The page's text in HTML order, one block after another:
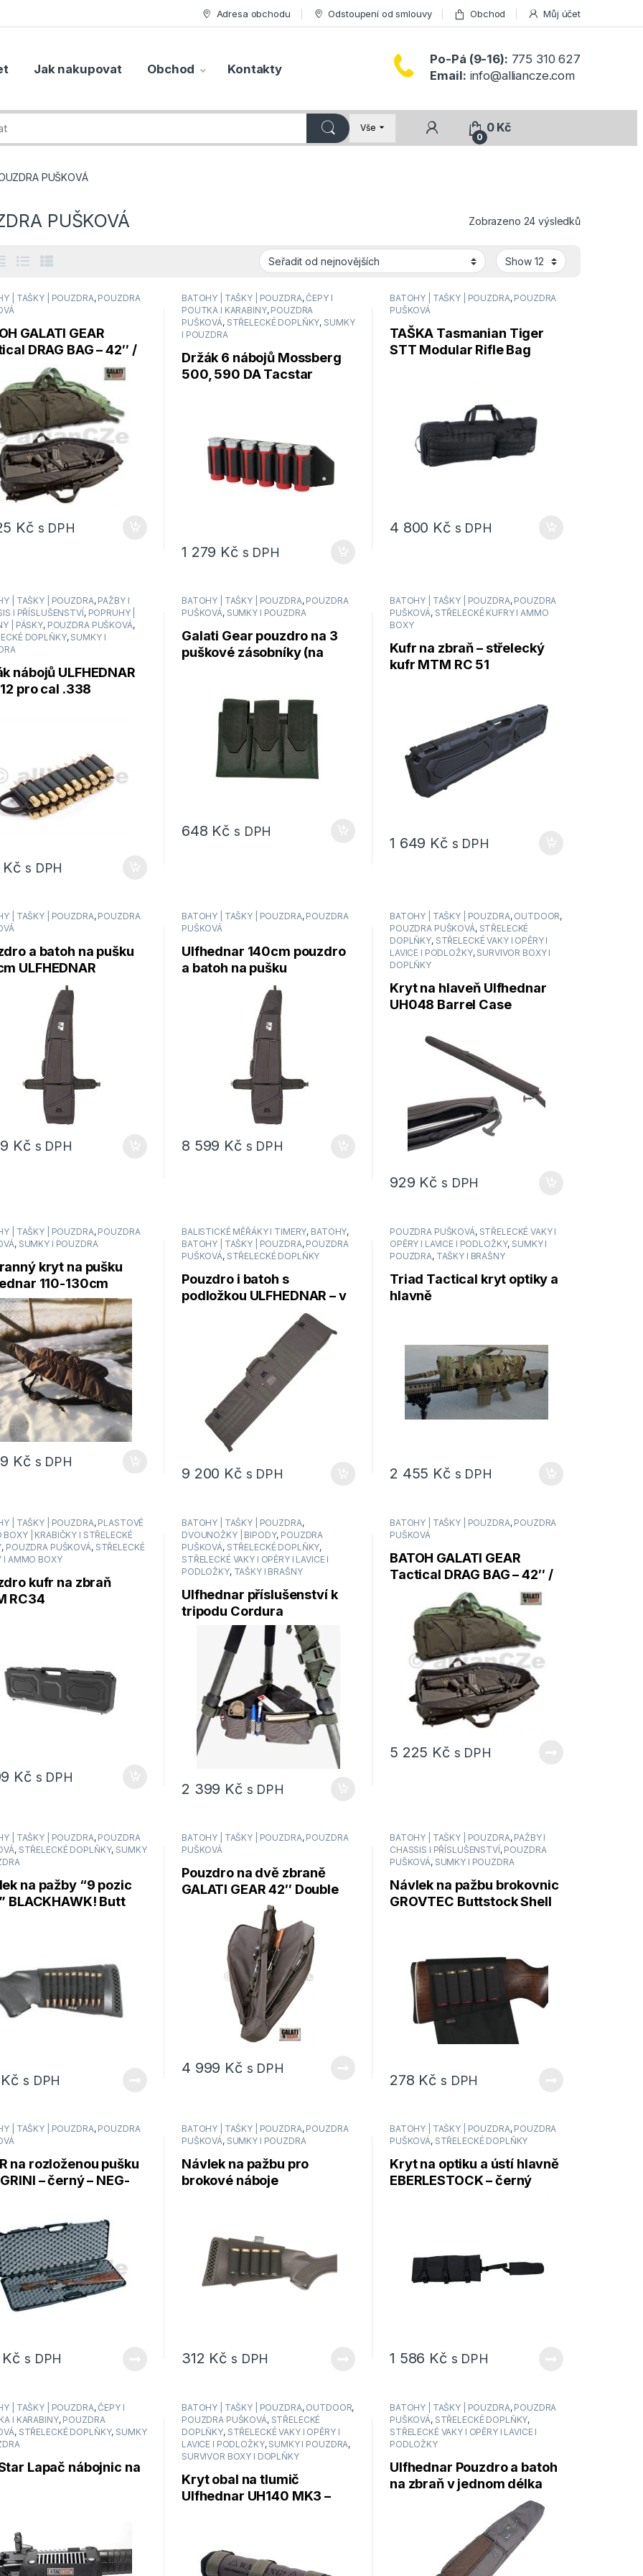
Adresa obchodu Odstoupení od smlouvy Obchod Můj účet
Jak nakupovat Obchod Kontakty
Po-Pá (9-16): 775 310 627
Email: info@alliancze.com
Vše
0
0 Kč
PUŠKOVÁ
PUŠKOVÁ Zobrazeno 24 výsledkůSeřazeno
| TAŠKY | POUZDRA, POUZDRA
GALATI GEAR
DRAG BAG – 42″ /
cm – zelené
Kč s DPH
BATOHY | TAŠKY | POUZDRA,ČEPY I
POUTKA I KARABINY, POUZDRA
PUŠKOVÁ, STŘELECKÉ DOPLŇKY, SUMKY
I POUZDRA
Držák 6 nábojů Mossberg
500, 590 DA Tacstar
1 279 Kč s DPH
BATOHY | TAŠKY | POUZDRA, POUZDRA
PUŠKOVÁ
TAŠKA Tasmanian Tiger
STT Modular Rifle Bag
4 800 Kč s DPH
| TAŠKY | POUZDRA, PAŽBY I
I PŘÍSLUŠENSTVÍ, POPRUHY |
| PÁSKY, POUZDRA PUŠKOVÁ,
DOPLŇKY, SUMKY I
nábojů ULFHEDNAR
pro cal .338
Kč s DPH
BATOHY | TAŠKY | POUZDRA, POUZDRA
PUŠKOVÁ, SUMKY I POUZDRA
Galati Gear pouzdro na 3
puškové zásobníky (na
648 Kč s DPH
BATOHY | TAŠKY | POUZDRA, POUZDRA
PUŠKOVÁ, STŘELECKÉ KUFRY I AMMO
BOXY
Kufr na zbraň – střelecký
kufr MTM RC 51
1 649 Kč s DPH
| TAŠKY | POUZDRA, POUZDRA
a batoh na pušku
ULFHEDNAR
Kč s DPH
BATOHY | TAŠKY | POUZDRA, POUZDRA
PUŠKOVÁ
Ulfhednar 140cm pouzdro
a batoh na pušku
8 599 Kč s DPH
BATOHY | TAŠKY | POUZDRA, OUTDOOR,
POUZDRA PUŠKOVÁ, STŘELECKÉ
DOPLŇKY, STŘELECKÉ VAKY I OPĚRY I
LAVICE I PODLOŽKY, SURVIVOR BOXY I
DOPLŇKY
Kryt na hlaveň Ulfhednar
UH048 Barrel Case
929 Kč s DPH
| TAŠKY | POUZDRA, POUZDRA
, SUMKY I POUZDRA
kryt na pušku
110-130cm
Kč s DPH
BALISTICKÉ MĚŘÁKY I TIMERY, BATOHY,
BATOHY | TAŠKY | POUZDRA, POUZDRA
PUŠKOVÁ, STŘELECKÉ DOPLŇKY
Pouzdro i batoh s
podložkou ULFHEDNAR – v
jednom UH040 DRAGBAG
9 200 Kč s DPH
POUZDRA PUŠKOVÁ, STŘELECKÉ VAKY I
OPĚRY I LAVICE I PODLOŽKY, SUMKY I
POUZDRA, TAŠKY I BRAŠNY
Triad Tactical kryt optiky a
hlavně
2 455 Kč s DPH
| TAŠKY | POUZDRA, PLASTOVÉ
BOXY | KRABIČKY I STŘELECKÉ
, POUZDRA PUŠKOVÁ, STŘELECKÉ
I AMMO BOXY
kufr na zbraň
RC34
Kč s DPH
BATOHY | TAŠKY | POUZDRA,
DVOUNOŽKY | BIPODY, POUZDRA
PUŠKOVÁ, STŘELECKÉ DOPLŇKY,
STŘELECKÉ VAKY I OPĚRY I LAVICE I
PODLOŽKY, TAŠKY I BRAŠNY
Ulfhednar příslušenství k
tripodu Cordura
2 399 Kč s DPH
BATOHY | TAŠKY | POUZDRA, POUZDRA
PUŠKOVÁ
BATOH GALATI GEAR
Tactical DRAG BAG – 42″ /
106 cm – černé
5 225 Kč s DPH
| TAŠKY | POUZDRA, POUZDRA
, STŘELECKÉ DOPLŇKY, SUMKY
na pažby “9 pozic
BLACKHAWK! Butt
Kč s DPH
BATOHY | TAŠKY | POUZDRA, POUZDRA
PUŠKOVÁ
Pouzdro na dvě zbraně
GALATI GEAR 42″ Double
Rifle Case 42″ / 106 cm –
4 999 Kč s DPH
BATOHY | TAŠKY | POUZDRA, PAŽBY I
CHASSIS I PŘÍSLUŠENSTVÍ, POUZDRA
PUŠKOVÁ, SUMKY I POUZDRA
Návlek na pažbu brokovnic
GROVTEC Buttstock Shell
278 Kč s DPH
| TAŠKY | POUZDRA, POUZDRA
na rozloženou pušku
– černý – NEG-
Kč s DPH
BATOHY | TAŠKY | POUZDRA, POUZDRA
PUŠKOVÁ, SUMKY I POUZDRA
Návlek na pažbu pro
brokové náboje
312 Kč s DPH
BATOHY | TAŠKY | POUZDRA, POUZDRA
PUŠKOVÁ, STŘELECKÉ DOPLŇKY
Kryt na optiku a ústí hlavně
EBERLESTOCK – černý
1 586 Kč s DPH
| TAŠKY | POUZDRA,ČEPY I
I KARABINY, POUZDRA
, STŘELECKÉ DOPLŇKY, SUMKY
Lapač nábojnic na
BATOHY | TAŠKY | POUZDRA, OUTDOOR,
POUZDRA PUŠKOVÁ, STŘELECKÉ
DOPLŇKY, STŘELECKÉ VAKY I OPĚRY I
LAVICE I PODLOŽKY, SUMKY I POUZDRA,
SURVIVOR BOXY I DOPLŇKY
Kryt obal na tlumič
Ulfhednar UH140 MK3 –
BATOHY | TAŠKY | POUZDRA, POUZDRA
PUŠKOVÁ, STŘELECKÉ DOPLŇKY,
STŘELECKÉ VAKY I OPĚRY I LAVICE I
PODLOŽKY
Ulfhednar Pouzdro a batoh
na zbraň v jednom délka
120 cm položka: UH032 –